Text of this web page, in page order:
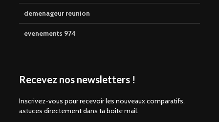
demenageur reunion
evenements 974
Recevez nos newsletters !
Inscrivez-vous pour recevoir les nouveaux comparatifs,
astuces directement dans ta boite mail.